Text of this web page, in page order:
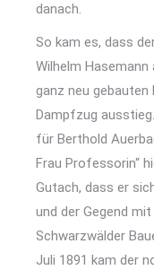
danach.
So kam es, dass
Wilhelm
ganz neu
Dampfzug
für Berthold
Frau Professorin“
Gutach, dass er
und der Gegend
Schwarzwälder
Juli 1891 kam der